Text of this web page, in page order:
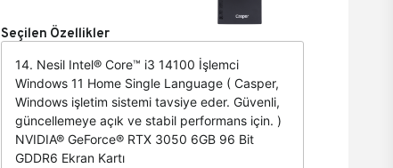
Seçilen Özellikler
14. Nesil Intel® Core™ i3 14100 İşlemci
Windows 11 Home Single Language ( Casper,
Windows işletim sistemi tavsiye eder. Güvenli,
güncellemeye açık ve stabil performans için. )
NVIDIA® GeForce® RTX 3050 6GB 96 Bit
GDDR6 Ekran Kartı